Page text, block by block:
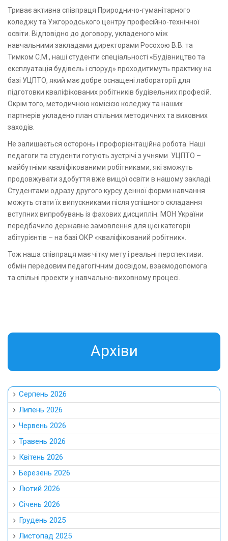
Триває активна співпраця Природничо-гуманітарного
коледжу та Ужгородського центру професійно-технічної
освіти. Відповідно до договору, укладеного між
навчальними закладами директорами Росохою В.В. та
Тимком С.М., наші студенти спеціальності «Будівництво та
експлуатація будівель і споруд» проходитимуть практику на
базі УЦПТО, який має добре оснащені лабораторії для
підготовки кваліфікованих робітників будівельних професій.
Окрім того, методичною комісією коледжу та наших
партнерів укладено план спільних методичних та виховних
заходів.
Не залишається осторонь і профорієнтаційна робота. Наші
педагоги та студенти готують зустрічі з учнями УЦПТО –
майбутніми кваліфікованими робітниками, які зможуть
продовжувати здобуття вже вищої освіти в нашому закладі.
Студентами одразу другого курсу денної форми навчання
можуть стати їх випускниками після успішного складання
вступних випробувань із фахових дисциплін. МОН України
передбачило державне замовлення для цієї категорії
абітурієнтів – на базі ОКР «кваліфікований робітник».
Тож наша співпраця має чітку мету і реальні перспективи:
обмін передовим педагогічним досвідом, взаємодопомога
та спільні проекти у навчально-виховному процесі.
Aрхіви
Серпень 2026
Липень 2026
Червень 2026
Травень 2026
Квітень 2026
Березень 2026
Лютий 2026
Січень 2026
Грудень 2025
Листопад 2025